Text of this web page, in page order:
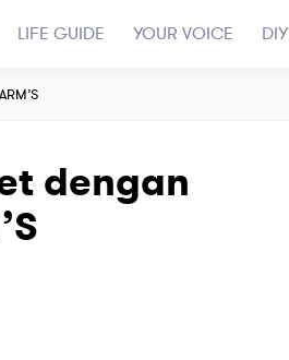
LIFE GUIDE YOUR VOICE DIY
dengan